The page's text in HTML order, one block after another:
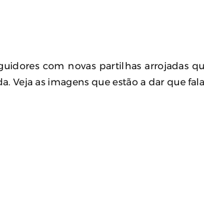
com novas partilhas arrojadas
Veja as imagens que estão a dar que